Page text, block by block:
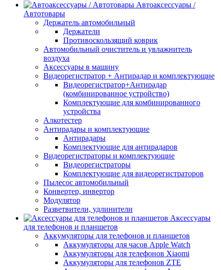
Автоаксессуары /
Автотовары
Держатель автомобильный
Держатели
Противоскользящий коврик
Автомобильный очиститель и увлажнитель
воздуха
Аксессуары в машину
Видеорегистратор + Антирадар и комплектующие
Видеорегистратор+Антирадар
(комбинированное устройство)
Комплектующие для комбинированного
устройства
Алкотестер
Антирадары и комплектующие
Антирадары
Комплектующие для антирадаров
Видеорегистраторы и комплектующие
Видеорегистраторы
Комплектующие для видеорегистраторов
Пылесос автомобильный
Конвертер, инвертор
Модулятор
Разветвители, удлинители
Аксессуары
для телефонов и планшетов
Аккумуляторы для телефонов и планшетов
Аккумуляторы для часов Apple Watch
Аккумуляторы для телефонов Xiaomi
Аккумуляторы для телефонов ZTE